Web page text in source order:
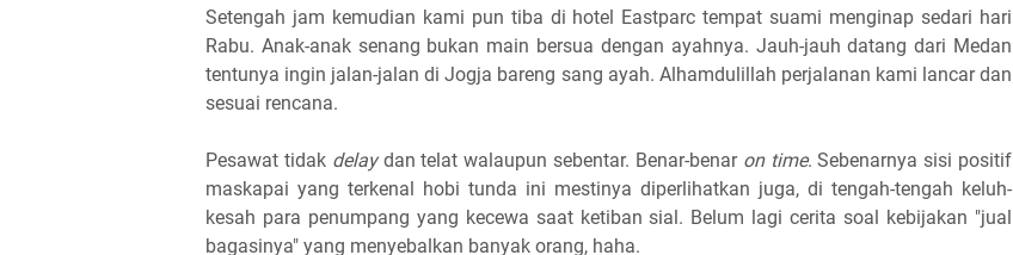
Setengah jam kemudian kami pun tiba di hotel Eastparc tempat suami menginap sedari hari
Rabu. Anak-anak senang bukan main bersua dengan ayahnya. Jauh-jauh datang dari Medan
tentunya ingin jalan-jalan di Jogja bareng sang ayah. Alhamdulillah perjalanan kami lancar dan
sesuai rencana.
Pesawat tidak delaydan telat walaupun sebentar. Benar-benar on time. Sebenarnya sisi positif
maskapai yang terkenal hobi tunda ini mestinya diperlihatkan juga, di tengah-tengah keluh-
kesah para penumpang yang kecewa saat ketiban sial. Belum lagi cerita soal kebijakan "jual
bagasinya" yang menyebalkan banyak orang, haha.